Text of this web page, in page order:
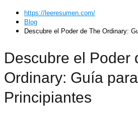
https://leeresumen.com/
Blog
Descubre el Poder de The Ordinary:
Descubre el Poder
Ordinary: Guía para
Principiantes